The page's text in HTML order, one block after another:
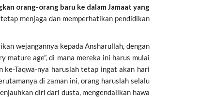
orang-orang baru ke dalam Jamaat yang
menjaga dan memperhatikan pendidikan
wejangannya kepada Ansharullah, dengan
mature age”, di mana mereka ini harus mulai
ke-Taqwa-nya haruslah tetap ingat akan hari
di zaman ini, orang haruslah selalu
diri dari dusta, mengendalikan hawa